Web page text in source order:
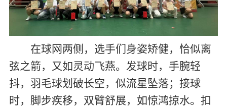
在球网两侧，选手们身姿矫健，恰似离
弦之箭，又如灵动飞燕。发球时，手腕轻
抖，羽毛球划破长空，似流星坠落；接球
时，脚步疾移，双臂舒展，如惊鸿掠水。扣